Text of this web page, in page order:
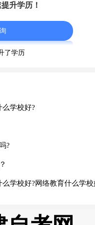
升学历！
了学历
么学校好?
?
学校好?网络教育什么学